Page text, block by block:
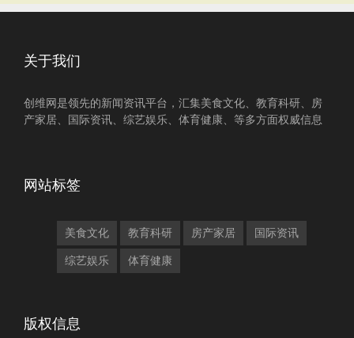
关于我们
创维网是领先的新闻资讯平台，汇集美食文化、教育科研、房
产家居、国际资讯、综艺娱乐、体育健康、等多方面权威信息
网站标签
美食文化 教育科研 房产家居 国际资讯
综艺娱乐 体育健康
版权信息